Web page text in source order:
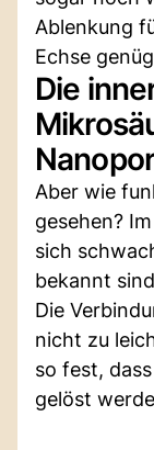
Ablenkung
Echse
Die
Aber wie
gesehen?
sich
bekannt
Die
nicht zu
so fest,
gelöst